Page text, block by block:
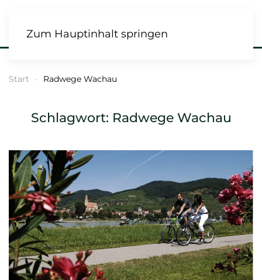
Zum Hauptinhalt springen
Start Radwege Wachau
Schlagwort: Radwege Wachau